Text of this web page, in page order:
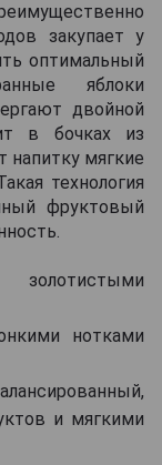
закупает у
оптимальный
яблоки
двойной
в бочках из
напитку мягкие
технология
фруктовый
золотистыми
нотками
и мягкими